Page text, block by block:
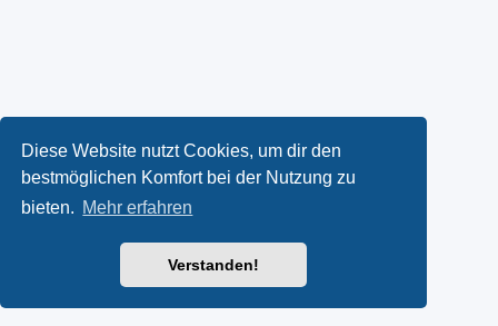
Diese Website nutzt Cookies, um dir den
bestmöglichen Komfort bei der Nutzung zu
bieten. Mehr erfahren
Verstanden!